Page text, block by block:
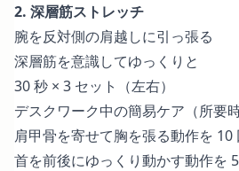
2. 深層筋ストレッチ
腕を反対側の肩越しに引っ張る
深層筋を意識してゆっくりと
30 秒 × 3 セット（左右）
デスクワーク中の簡易ケア（所要
肩甲骨を寄せて胸を張る動作を 10
首を前後にゆっくり動かす動作を